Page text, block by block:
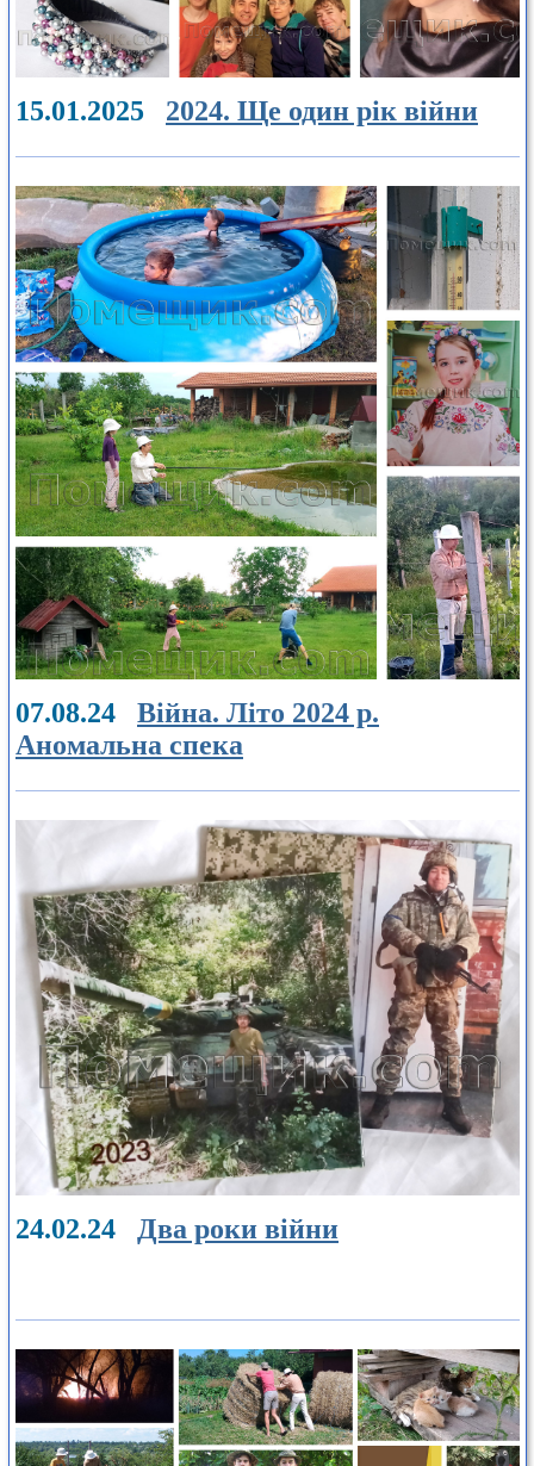
15.01.2025 2024. Ще один рік війни
07.08.24 Війна. Літо 2024 р.
Аномальна спека
24.02.24 Два роки війни